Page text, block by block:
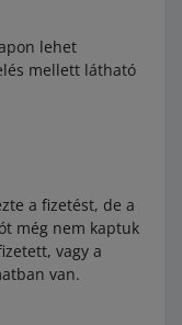
lehet
mellett látható
a fizetést, de a
még nem kaptuk
vagy a
van.